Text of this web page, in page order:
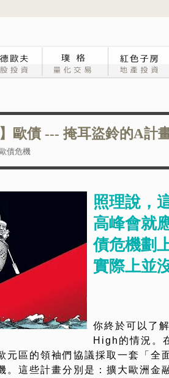
歐債 --- 掩耳盜鈴的A計
債危機
照理說，
高峰會就
債危機劃
實際上並
你終於可以了
High的情況。
區的領袖們協議採取一套「全
。這些計畫分別是：擴大歐洲金